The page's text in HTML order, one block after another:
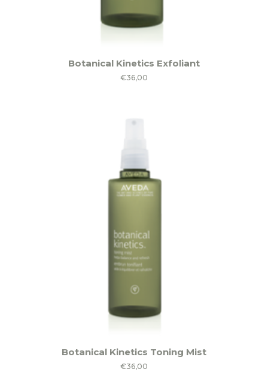
Botanical Kinetics Exfoliant
€36,00
Botanical Kinetics Toning Mist
€36,00